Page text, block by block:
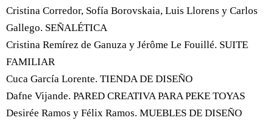
Cristina Corredor, Sofía Borovskaia, Luis Llorens y Carlos
Gallego. SEÑALÉTICA
Cristina Remírez de Ganuza y Jérôme Le Fouillé. SUITE
FAMILIAR
Cuca García Lorente. TIENDA DE DISEÑO
Dafne Vijande. PARED CREATIVA PARA PEKE TOYAS
Desirée Ramos y Félix Ramos. MUEBLES DE DISEÑO